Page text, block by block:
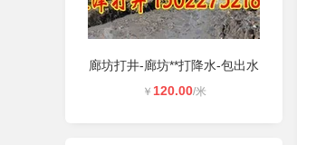
廊坊打井-廊坊**打降水-包出水
￥ 120.00/米